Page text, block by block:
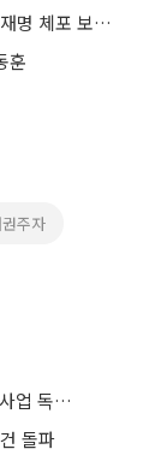
檢 “경찰, 계엄 당일 방첩사로부터 한동훈·이재명 체포 보고받아”
훈
주자
"완성된 인프라에 몰린다"⋯청약 시장 '정비사업 독주' 42배 격차
돌파